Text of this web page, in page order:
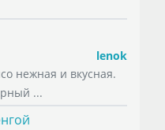
lenok
нежная и вкусная.
...